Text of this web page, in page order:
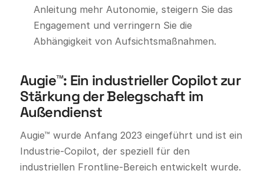
Anleitung mehr Autonomie, steigern Sie das
Engagement und verringern Sie die
Abhängigkeit von Aufsichtsmaßnahmen.
Augie™: Ein industrieller Copilot zur
Stärkung der Belegschaft im
Außendienst
Augie™ wurde Anfang 2023 eingeführt und ist ein
Industrie-Copilot, der speziell für den
industriellen Frontline-Bereich entwickelt wurde.